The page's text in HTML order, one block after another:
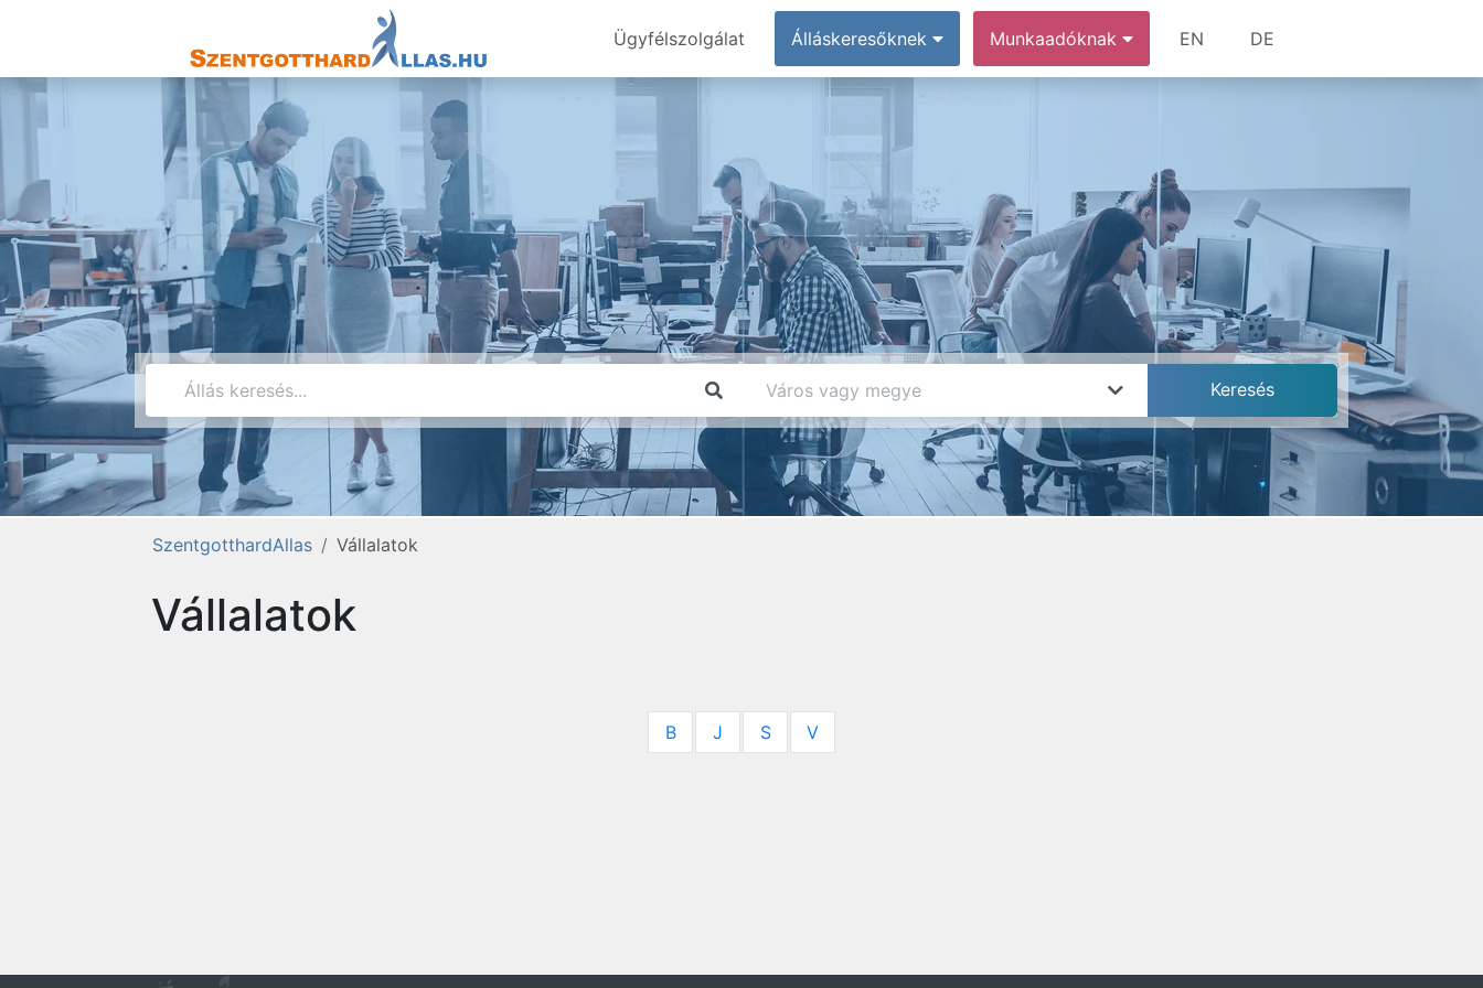
Ügyfélszolgálat Álláskeresőknek Munkaadóknak EN DE
SzentgotthardAllas Vállalatok
Vállalatok
B J S V